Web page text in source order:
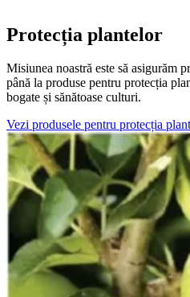
Protecția plantelor
Misiunea noastră este să asigurăm
până la produse pentru protecția
bogate și sănătoase culturi.
Vezi produsele pentru protecția